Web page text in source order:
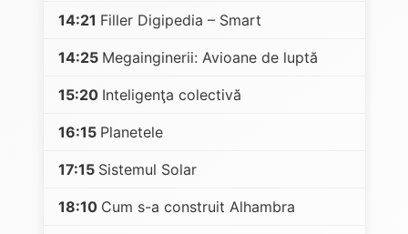
14:21 Filler Digipedia – Smart
14:25 Megainginerii: Avioane de luptă
15:20 Inteligenţa colectivă
16:15 Planetele
17:15 Sistemul Solar
18:10 Cum s-a construit Alhambra